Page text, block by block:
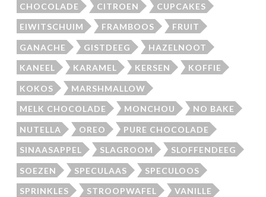
CHOCOLADE CITROEN CUPCAKES
EIWITSCHUIM FRAMBOOS FRUIT
GANACHE GISTDEEG HAZELNOOT
KANEEL KARAMEL KERSEN KOFFIE
KOKOS MARSHMALLOW
MELK CHOCOLADE MONCHOU NO BAKE
NUTELLA OREO PURE CHOCOLADE
SINAASAPPEL SLAGROOM SLOFFENDEEG
SOEZEN SPECULAAS SPECULOOS
SPRINKLES STROOPWAFEL VANILLE